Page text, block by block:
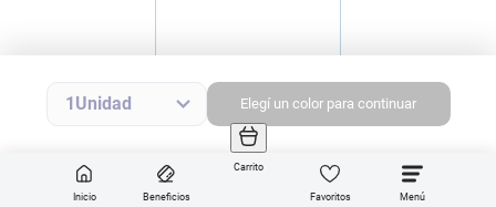
Inicio Beneficios
Carrito
Favoritos
1 Elegí un color para continuar
Precio sin impuestos nacionales $14.041
Agregar producto